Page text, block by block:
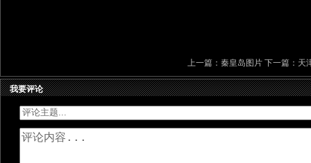
上一篇： 秦皇岛图片 下一篇： 天
我要评论